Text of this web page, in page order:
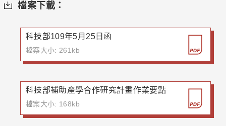
檔案下載：
科技部109年5月25日函
檔案大小: 261kb
科技部補助產學合作研究計畫作業要點
檔案大小: 168kb